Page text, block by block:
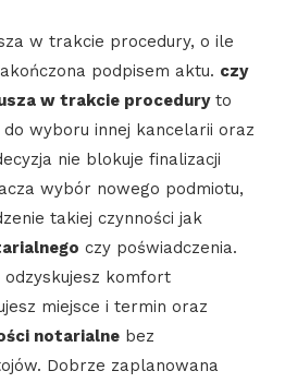
w trakcie procedury, o ile
podpisem aktu. czy
w trakcie proceduryto
wyboru innej kancelarii oraz
nie blokuje finalizacji
wybór nowego podmiotu,
takiej czynności jak
czy poświadczenia.
odzyskujesz komfort
miejsce i termin oraz
notarialne bez
Dobrze zaplanowana